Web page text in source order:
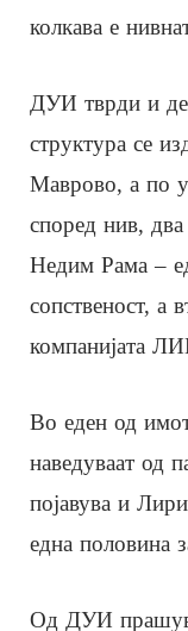
колкава е
ДУИ тврди и
структура се
Маврово, а по
според нив,
Недим Рама –
сопственост, а
компанијата
Во еден од
наведуваат од
појавува и
една половина
Од ДУИ